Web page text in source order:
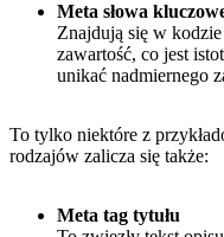
Meta słowa
Znajdują się w
zawartość, co jest
unikać nadmiernego
To tylko niektóre z
rodzajów zalicza się także:
Meta tag tytułu